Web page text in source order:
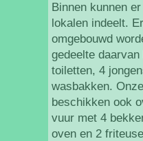
Binnen kunnen
lokalen indeelt.
omgebouwd
gedeelte
toiletten, 4
wasbakken.
beschikken ook
vuur met 4
oven en 2